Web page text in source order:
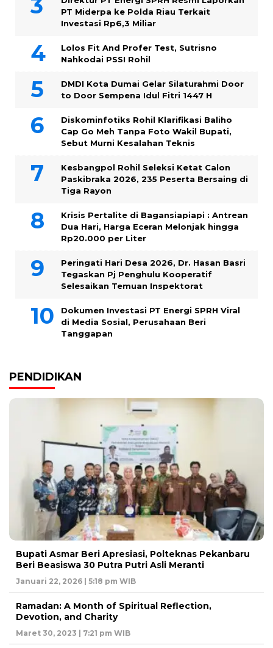
PT Miderpa ke Polda Riau Terkait
Investasi Rp6,3 Miliar
Lolos Fit And Profer Test, Sutrisno
Nahkodai PSSI Rohil
DMDI Kota Dumai Gelar Silaturahmi Door
to Door Sempena Idul Fitri 1447 H
Diskominfotiks Rohil Klarifikasi Baliho
Cap Go Meh Tanpa Foto Wakil Bupati,
Sebut Murni Kesalahan Teknis
Kesbangpol Rohil Seleksi Ketat Calon
Paskibraka 2026, 235 Peserta Bersaing di
Tiga Rayon
Krisis Pertalite di Bagansiapiapi : Antrean
Dua Hari, Harga Eceran Melonjak hingga
Rp20.000 per Liter
Peringati Hari Desa 2026, Dr. Hasan Basri
Tegaskan Pj Penghulu Kooperatif
Selesaikan Temuan Inspektorat
Dokumen Investasi PT Energi SPRH Viral
di Media Sosial, Perusahaan Beri
Tanggapan
PENDIDIKAN
Bupati Asmar Beri Apresiasi, Polteknas Pekanbaru
Beri Beasiswa 30 Putra Putri Asli Meranti
Januari 22, 2026 | 5:18 pm WIB
Ramadan: A Month of Spiritual Reflection,
Devotion, and Charity
Maret 30, 2023 | 7:21 pm WIB